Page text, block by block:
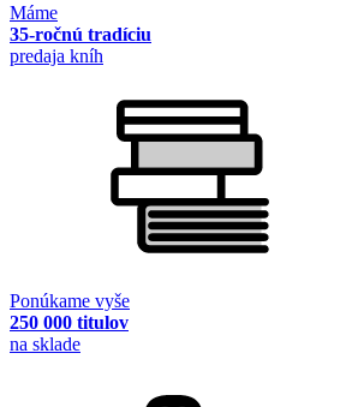
Máme
35-ročnú tradíciu
predaja kníh
Ponúkame vyše
250 000 titulov
na sklade